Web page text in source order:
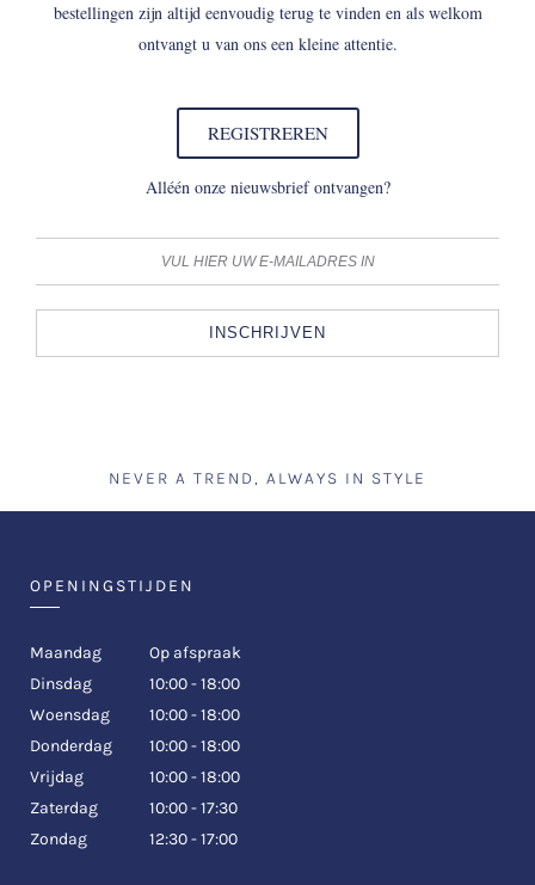
bestellingen zijn altijd eenvoudig terug te vinden en als welkom
ontvangt u van ons een kleine attentie.
REGISTREREN
Alléén onze nieuwsbrief ontvangen?
INSCHRIJVEN
NEVER A TREND, ALWAYS IN STYLE
OPENINGSTIJDEN
Maandag
Op afspraak
Dinsdag
10:00 - 18:00
Woensdag
10:00 - 18:00
Donderdag
10:00 - 18:00
Vrijdag
10:00 - 18:00
Zaterdag
10:00 - 17:30
Zondag
12:30 - 17:00